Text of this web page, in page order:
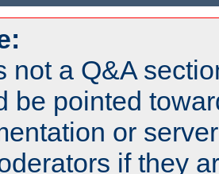
not a Q&A
be pointed
or
if they